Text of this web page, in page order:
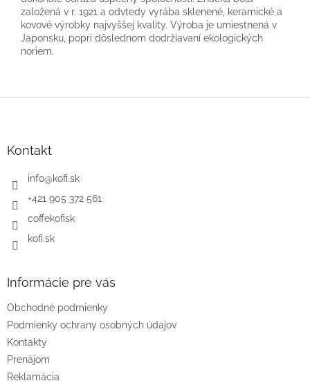
založená v r. 1921 a odvtedy vyrába sklenené, keramické a
kovové výrobky najvyššej kvality. Výroba je umiestnená v
Japonsku, popri dôslednom dodržiavaní ekologických
noriem.
Kontakt
info@kofi.sk
+421 905 372 561
coffekofisk
kofi.sk
Informácie pre vás
Obchodné podmienky
Podmienky ochrany osobných údajov
Kontakty
Prenájom
Reklamácia